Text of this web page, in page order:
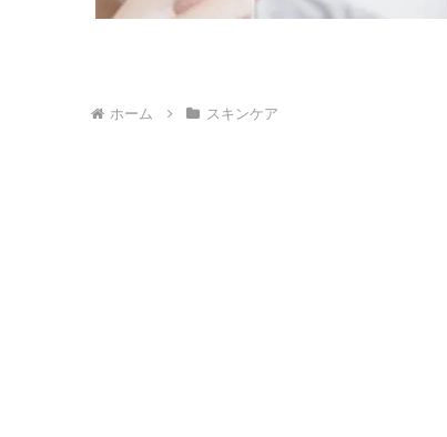
ホーム スキンケア